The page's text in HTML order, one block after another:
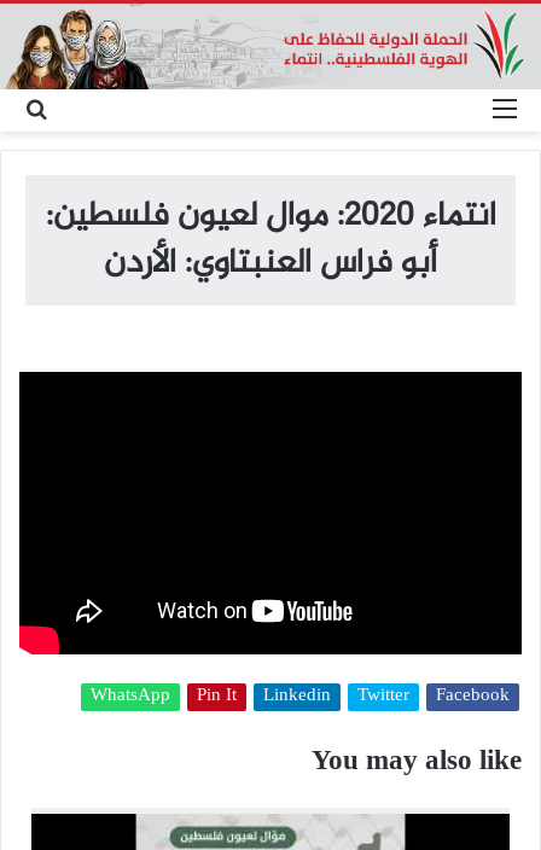
عن
انتماء 2020: موال لعيون فلسطين:
أبو فراس العنبتاوي: الأردن
Facebook
Twitter
Linkedin
Pin It
WhatsApp
You may also like